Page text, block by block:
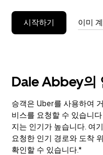
세
시작하기 이미
Dale Abbey의
승객은 Uber를 사용하여
비스를 요청할 수 있습니
지는 인기가 높습니다. 여
요청한 인기 경로와 도착
확인할 수 있습니다.*